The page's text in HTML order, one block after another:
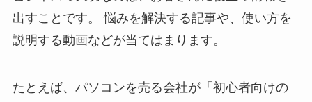
出すことです。 悩みを解決する記事や、使い方を
説明する動画などが当てはまります。
たとえば、パソコンを売る会社が「初心者向けの